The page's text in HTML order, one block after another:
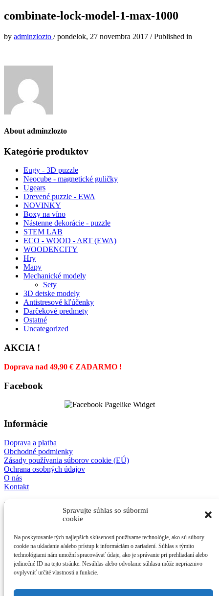
Spravujte súhlas so súbormi
cookie
Na poskytovanie tých najlepších skúseností používame technológie, ako sú súbory
cookie na ukladanie a/alebo prístup k informáciám o zariadení. Súhlas s týmito
technológiami nám umožní spracovávať údaje, ako je správanie pri prehliadaní alebo
jedinečné ID na tejto stránke. Nesúhlas alebo odvolanie súhlasu môže nepriaznivo
ovplyvniť určité vlastnosti a funkcie.
combinate-lock-model-1-max-1000
by adminzlozto /pondelok, 27 novembra 2017 /Published in
About adminzlozto
Kategórie produktov
Eugy - 3D puzzle
Neocube - magnetické guličky
Ugears
Drevené puzzle - EWA
NOVINKY
Boxy na víno
Nástenne dekorácie - puzzle
STEM LAB
ECO - WOOD - ART (EWA)
WOODENCITY
Hry
Mapy
Mechanické modely
Sety
3D detske modely
Antistresové kľúčenky
Darčekové predmety
Ostatné
Uncategorized
AKCIA !
Doprava nad 49,90 € ZADARMO !
Facebook
Informácie
Doprava a platba
Obchodné podmienky
Zásady používania súborov cookie (EÚ)
Ochrana osobných údajov
O nás
Kontakt
E-shop
3D detske modely
Antistresové kľúčenky
Ostatné
Kontakt
afes s.r.o.